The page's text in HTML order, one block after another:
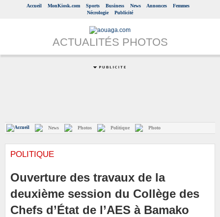
Accueil MonKiosk.com Sports Business News Annonces
Femmes
Nécrologie
Publicité
ACTUALITÉS PHOTOS
News Photos Politique Photo
POLITIQUE
Ouverture des travaux de la
deuxième session du Collège des
Chefs d’État de l’AES à Bamako